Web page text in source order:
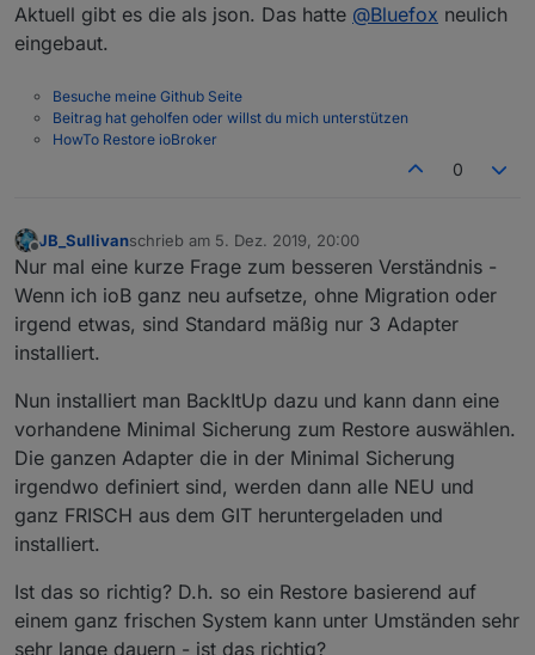
backup found by start?
Andere Frage, kann ich den DP HTML löschen? Wird
Komischer weise habe ich jetzt keinen Zeilenumbruch
drinnen?
ERELDIGT!
Aktuell gibt es die als json. Das hatte @Bluefox neulich
eingebaut.
Besuche meine Github Seite
Beitrag hat geholfen oder willst du mich unterstützen
HowTo Restore ioBroker
0
Offline
JB_Sullivanschrieb am 5. Dez. 2019, 20:00
zuletzt editiert von
Nur mal eine kurze Frage zum besseren Verständnis -
Wenn ich ioB ganz neu aufsetze, ohne Migration oder
irgend etwas, sind Standard mäßig nur 3 Adapter
installiert.
Nun installiert man BackItUp dazu und kann dann eine
vorhandene Minimal Sicherung zum Restore auswählen.
Die ganzen Adapter die in der Minimal Sicherung
irgendwo definiert sind, werden dann alle NEU und
ganz FRISCH aus dem GIT heruntergeladen und
installiert.
Ist das so richtig? D.h. so ein Restore basierend auf
einem ganz frischen System kann unter Umständen sehr
sehr lange dauern - ist das richtig?